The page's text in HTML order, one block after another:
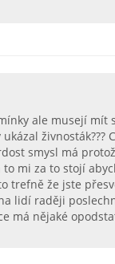
ale musejí mít
živnosták???
smysl má
mi za to stojí
trefně že jste
lidí raději
má nějaké